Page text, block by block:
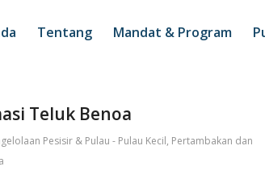
Tentang Mandat & Program
Teluk Benoa
Pesisir & Pulau - Pulau Kecil, Pertambakan dan